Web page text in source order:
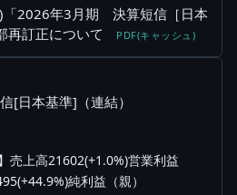
「2026年3月期 決算短信［日本
再訂正について
PDF(キャッシュ)
日本基準]（連結）
売上高21602(+1.0%)営業利益
純利益（親）